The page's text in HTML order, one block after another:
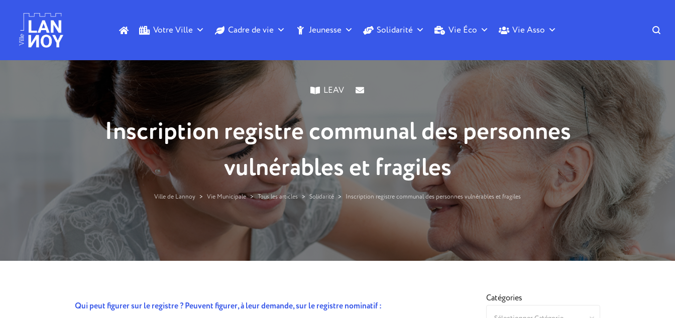
Votre Ville Cadre de vie Jeunesse Solidarité Vie Éco Vie Asso
LEAV
Inscription registre communal des personnes
vulnérables et fragiles
Ville de Lannoy > Vie Municipale > Tous les articles > Solidarité > Inscription registre communal des personnes vulnérables et fragiles
Qui peut figurer sur le registre ? Peuvent figurer, à leur demande, sur le registre nominatif :
Catégories